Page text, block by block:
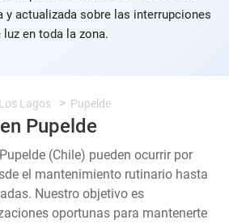
y actualizada sobre las interrupciones
luz en toda la zona.
Lagos Pupelde
Pupelde
(Chile) pueden ocurrir por
el mantenimiento rutinario hasta
Nuestro objetivo es
oportunas para mantenerte